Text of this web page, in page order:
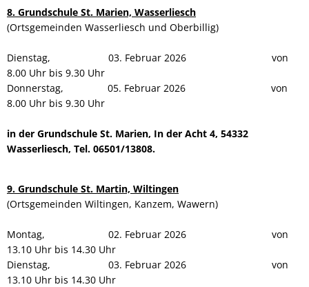
8. Grundschule St. Marien, Wasserliesch
(Ortsgemeinden Wasserliesch und Oberbillig)
Dienstag, 03. Februar 2026 von
8.00 Uhr bis 9.30 Uhr
Donnerstag, 05. Februar 2026 von
8.00 Uhr bis 9.30 Uhr
in der Grundschule St. Marien, In der Acht 4, 54332
Wasserliesch, Tel. 06501/13808.
9. Grundschule St. Martin, Wiltingen
(Ortsgemeinden Wiltingen, Kanzem, Wawern)
Montag, 02. Februar 2026 von
13.10 Uhr bis 14.30 Uhr
Dienstag, 03. Februar 2026 von
13.10 Uhr bis 14.30 Uhr